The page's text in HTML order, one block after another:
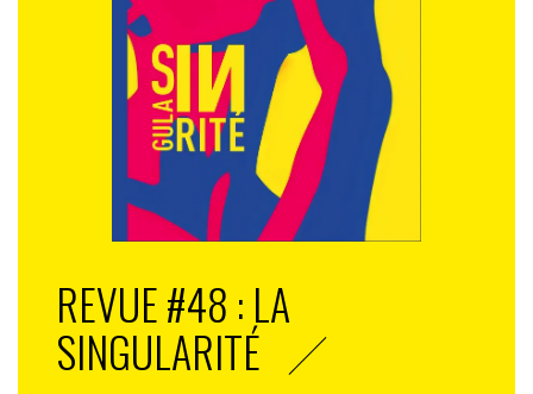
REVUE #48 : LA
SINGULARITÉ